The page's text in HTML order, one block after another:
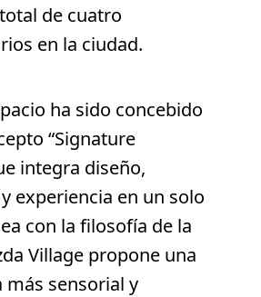
de cuatro
en la ciudad.
ha sido concebido
“Signature
integra diseño,
experiencia en un solo
con la filosofía de la
Village propone una
más sensorial y